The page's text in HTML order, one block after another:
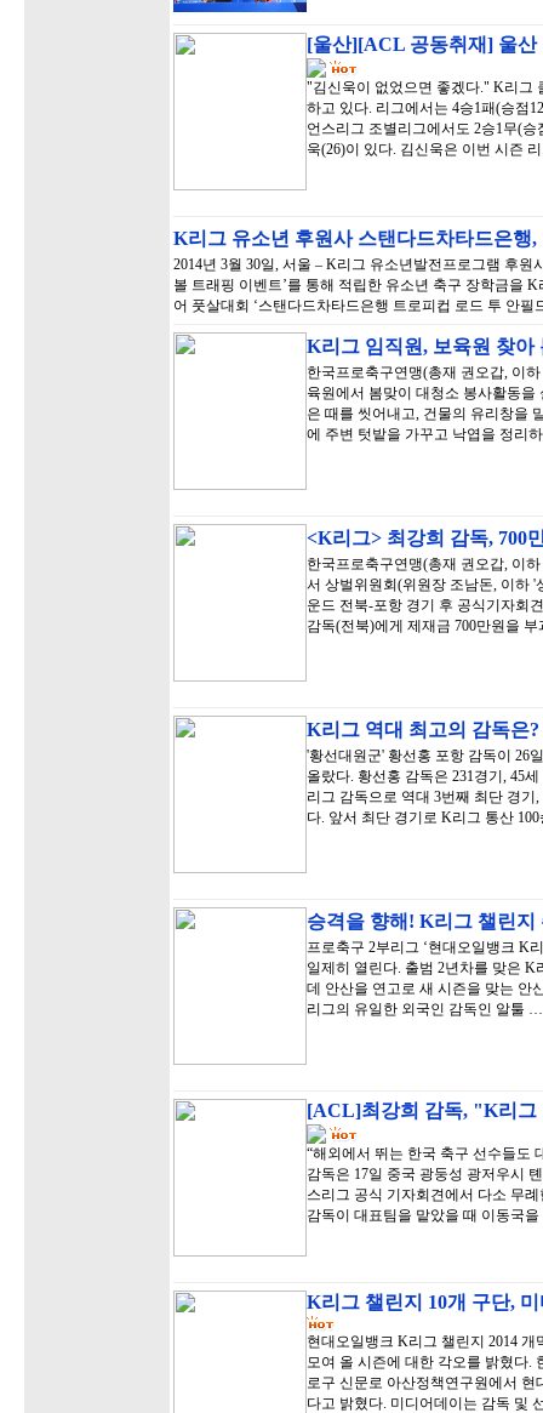
[울산][ACL 공동취재] 울
"김신욱이 없었으면 좋겠다." K리그
하고 있다. 리그에서는 4승1패(승점
언스리그 조별리그에서도 2승1무(
욱(26)이 있다. 김신욱은 이번 시즌
K리그 유소년 후원사 스탠다드차타드은
2014년 3월 30일, 서울 – K리그 유소년발전프로그램 후
볼 트래핑 이벤트’를 통해 적립한 유소년 축구 장학금을
어 풋살대회 ‘스탠다드차타드은행 트로피컵 로드 투 안
K리그 임직원, 보육원 찾
한국프로축구연맹(총재 권오갑, 이
육원에서 봄맞이 대청소 봉사활동
은 때를 씻어내고, 건물의 유리창을
에 주변 텃밭을 가꾸고 낙엽을 정리
<K리그> 최강희 감독, 700
한국프로축구연맹(총재 권오갑, 이
서 상벌위원회(위원장 조남돈, 이하 '
운드 전북-포항 경기 후 공식기자회
감독(전북)에게 제재금 700만원을
K리그 역대 최고의 감독은?
'황선대원군' 황선홍 포항 감독이 26
올랐다. 황선홍 감독은 231경기, 45
리그 감독으로 역대 3번째 최단 경
다. 앞서 최단 경기로 K리그 통산
승격을 향해! K리그 챌린
프로축구 2부리그 ‘현대오일뱅크 K
일제히 열린다. 출범 2년차를 맞은
데 안산을 연고로 새 시즌을 맞는 안
리그의 유일한 외국인 감독인 알툴 …
[ACL]최강희 감독, "K리그
“해외에서 뛰는 한국 축구 선수들도
감독은 17일 중국 광둥성 광저우시
스리그 공식 기자회견에서 다소 무
감독이 대표팀을 맡았을 때 이동국
K리그 챌린지 10개 구단,
현대오일뱅크 K리그 챌린지 2014
모여 올 시즌에 대한 각오를 밝혔다.
로구 신문로 아산정책연구원에서
다고 밝혔다. 미디어데이는 감독 및